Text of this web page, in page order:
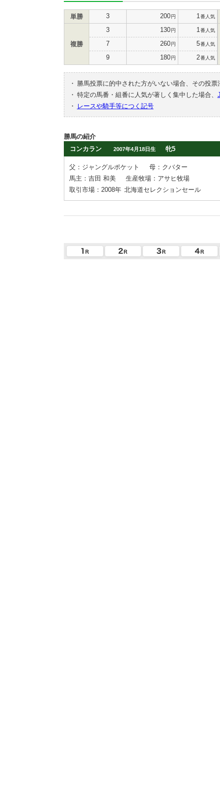
単勝 3 200円 1 番人気
複勝
3 130円 1 番人気
7 260円 5番人気
9 180円 2番人気
・
勝馬投票に的中された方がいない場合、その投
・ 特定の馬番・組番に人気が著しく集中した場合、
・
レースや騎手等につく記号
勝馬の紹介
コンカラン
2007年4月18日生 牝5
父：ジャングルポケット
母：クバター
馬主：吉田 和美
生産牧場：アサヒ牧場
取引市場：2008年 北海道セレクションセール